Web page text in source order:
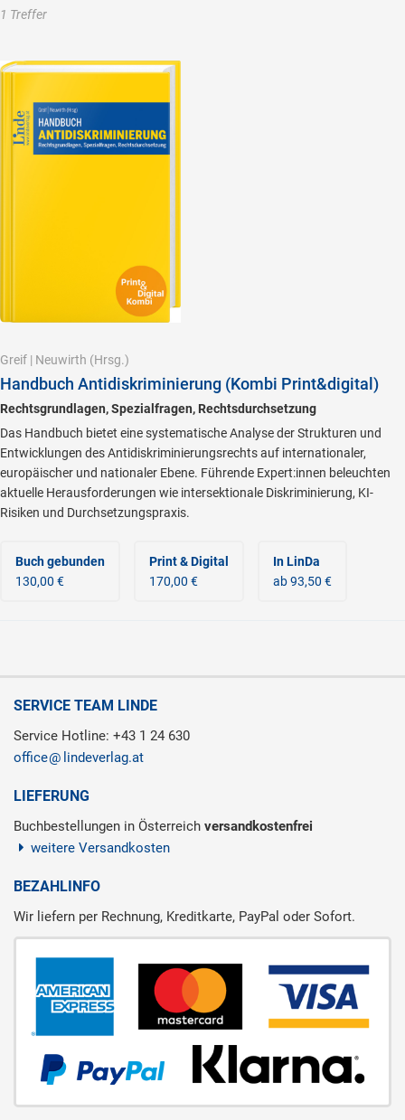
1 Treffer
Greif | Neuwirth (Hrsg.)
Handbuch Antidiskriminierung (Kombi Print&digital)
Rechtsgrundlagen, Spezialfragen, Rechtsdurchsetzung
Das Handbuch bietet eine systematische Analyse der Strukturen und
Entwicklungen des Antidiskriminierungsrechts auf internationaler,
europäischer und nationaler Ebene. Führende Expert:innen beleuchten
aktuelle Herausforderungen wie intersektionale Diskriminierung, KI-
Risiken und Durchsetzungspraxis.
Buch gebunden
130,00 €
Print & Digital
170,00 €
In LinDa
ab 93,50 €
SERVICE TEAM LINDE
Service Hotline: +43 1 24 630
office
lindeverlag.at
LIEFERUNG
Buchbestellungen in Österreich versandkostenfrei
weitere Versandkosten
BEZAHLINFO
Wir liefern per Rechnung, Kreditkarte, PayPal oder Sofort.